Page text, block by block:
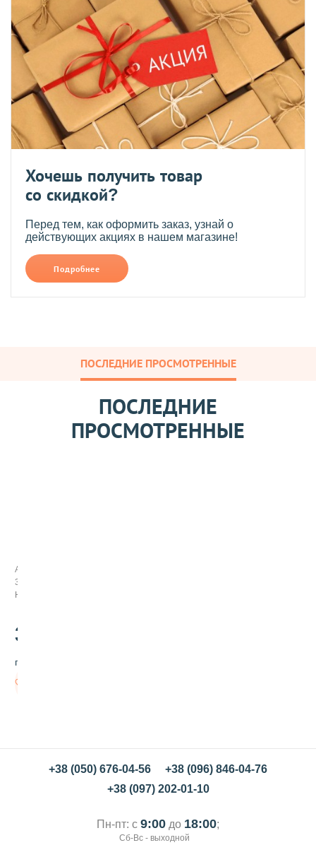
Хочешь получить товар
со скидкой?
Перед тем, как оформить заказ, узнай о
действующих акциях в нашем магазине!
Подробнее
ПОСЛЕДНИЕ ПРОСМОТРЕННЫЕ
ПОСЛЕДНИЕ
ПРОСМОТРЕННЫЕ
а
т
к
и
л
к
о
Арт:
367005
Нет в наличии
32
грн/шт
+38 (050) 676-04-56
+38 (096) 846-04-76
+38 (097) 202-01-10
Пн-пт: с 9:00 до 18:00;
Сб-Вс - выходной